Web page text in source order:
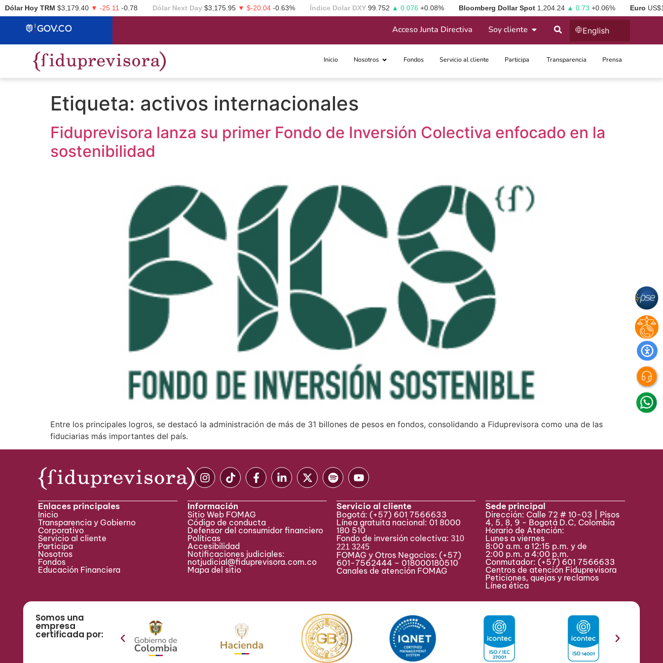
Dólar Hoy TRM $3,179.40 ▼ -25.11 -0.78 Dólar Next Day $3,175.95 ▼ $-20.04 -0.63% Índice Dolar DXY 99.752 ▲ 0.076 +0.08% Bloomberg Dollar Spot 1,204.24 ▲ 0.73 +0.06% Euro
Acceso Junta Directiva Soy cliente English
Inicio Nosotros Fondos Servicio al cliente Participa ​ Transparencia Prensa
Etiqueta: activos internacionales
Fiduprevisora lanza su primer Fondo de Inversión Colectiva enfocado en la
sostenibilidad
Entre los principales logros, se destacó la administración de más de 31 billones de pesos en fondos, consolidando a Fiduprevisora como una de las
fiduciarias más importantes del país.
Enlaces principales
Inicio
Transparencia y Gobierno
Corporativo
Servicio al cliente
Participa ​
Nosotros
Fondos
Educación Financiera
Información
Sitio Web FOMAG
Código de conducta
Defensor del consumidor financiero
Políticas
Accesibilidad
Notificaciones judiciales:
notjudicial@fiduprevisora.com.co
Mapa del sitio
Servicio al cliente
Bogotá: (+57) 601 7566633
Línea gratuita nacional: 01 8000
180 510
Fondo de inversión colectiva: 310
221 3245
FOMAG y Otros Negocios: (+57)
601-7562444 – 018000180510
Canales de atención FOMAG
Sede principal
Dirección: Calle 72 # 10-03 | Pisos
4, 5, 8, 9 - Bogotá D.C, Colombia
Horario de Atención:
Lunes a viernes
8:00 a.m. a 12:15 p.m. y de
2:00 p.m. a 4:00 p.m.
Conmutador: (+57) 601 7566633
Centros de atención Fiduprevisora
Peticiones, quejas y reclamos
Línea ética
Somos una
empresa
certificada por: